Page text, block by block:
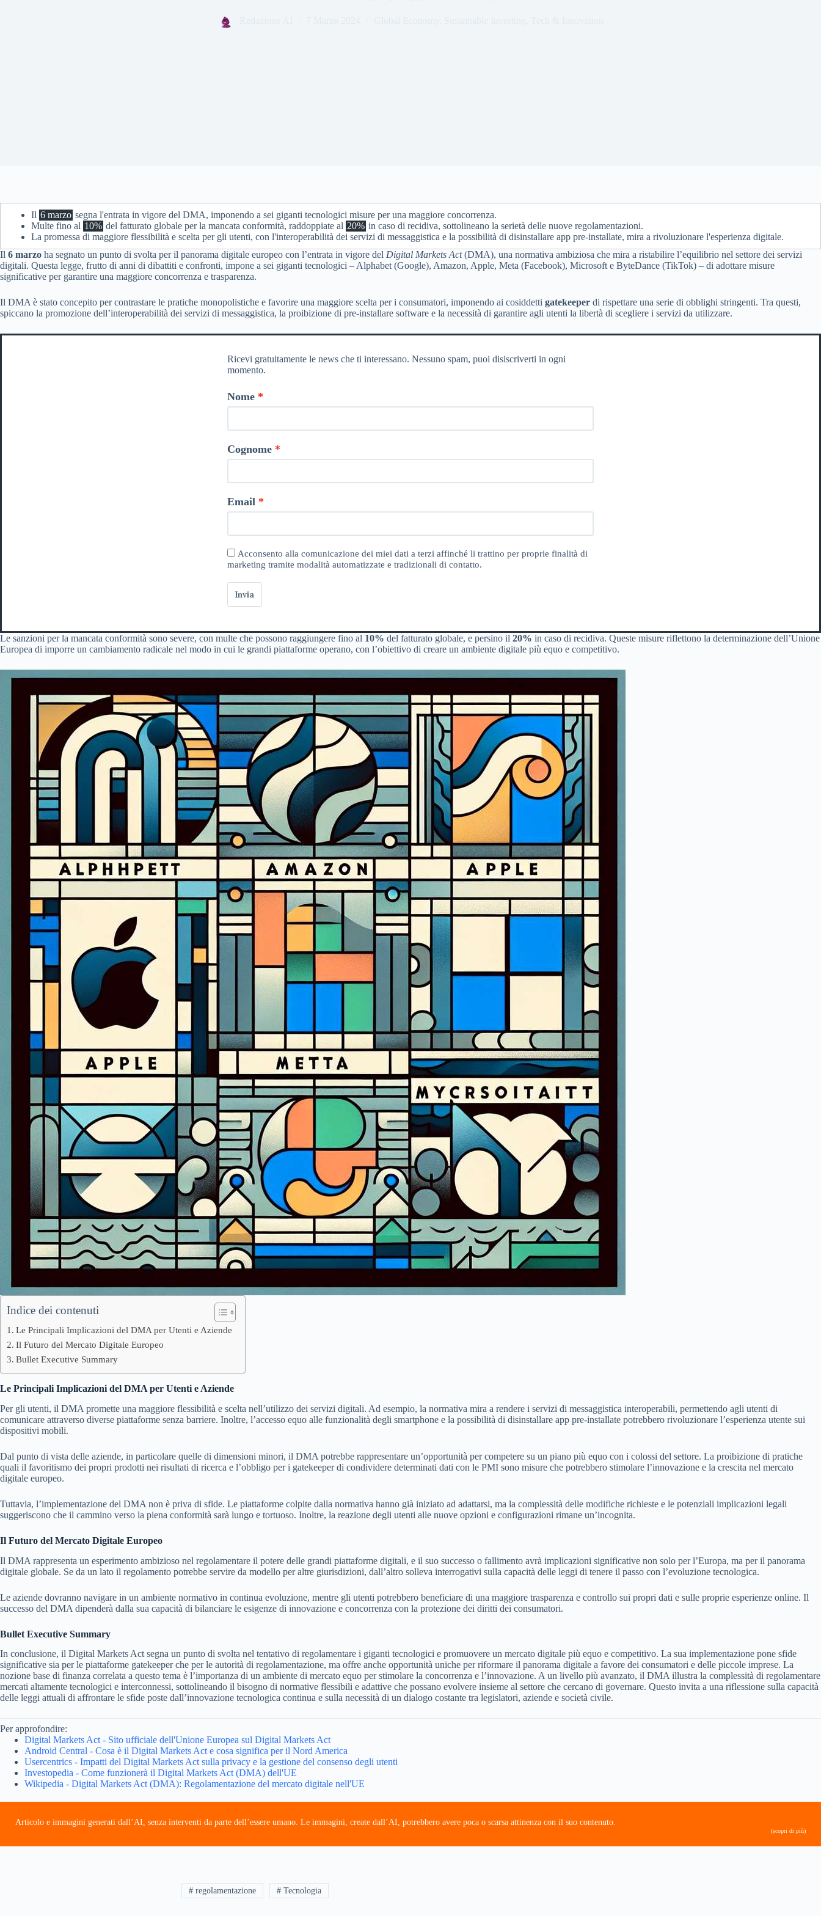
Il 6 marzo segna l'entrata in vigore del DMA, imponendo a sei giganti tecnologici misure per una maggiore concorrenza.
Multe fino al 10% del fatturato globale per la mancata conformità, raddoppiate al 20% in caso di recidiva, sottolineano la serietà delle nuove regolamentazioni.
La promessa di maggiore flessibilità e scelta per gli utenti, con l'interoperabilità dei servizi di messaggistica e la possibilità di disinstallare app pre-installate, mira a rivoluzionare l'esperienza digitale.
Il 6 marzo ha segnato un punto di svolta per il panorama digitale europeo con l’entrata in vigore del Digital Markets Act(DMA), una normativa ambiziosa che mira a ristabilire l’equilibrio nel settore dei servizi
digitali. Questa legge, frutto di anni di dibattiti e confronti, impone a sei giganti tecnologici – Alphabet (Google), Amazon, Apple, Meta (Facebook), Microsoft e ByteDance (TikTok) – di adottare misure
significative per garantire una maggiore concorrenza e trasparenza.
Il DMA è stato concepito per contrastare le pratiche monopolistiche e favorire una maggiore scelta per i consumatori, imponendo ai cosiddetti gatekeeper di rispettare una serie di obblighi stringenti. Tra questi,
spiccano la promozione dell’interoperabilità dei servizi di messaggistica, la proibizione di pre-installare software e la necessità di garantire agli utenti la libertà di scegliere i servizi da utilizzare.
Ricevi gratuitamente le news che ti interessano. Nessuno spam, puoi disiscriverti in ogni
momento.
Nome
Cognome
Email
Acconsento alla comunicazione dei miei dati a terzi affinché li trattino per proprie finalità di
marketing tramite modalità automatizzate e tradizionali di contatto.
Invia
Le sanzioni per la mancata conformità sono severe, con multe che possono raggiungere fino al 10% del fatturato globale, e persino il 20% in caso di recidiva. Queste misure riflettono la determinazione dell’Unione
Europea di imporre un cambiamento radicale nel modo in cui le grandi piattaforme operano, con l’obiettivo di creare un ambiente digitale più equo e competitivo.
Indice dei contenuti
Le Principali Implicazioni del DMA per Utenti e Aziende
Il Futuro del Mercato Digitale Europeo
Bullet Executive Summary
Le Principali Implicazioni del DMA per Utenti e Aziende
Per gli utenti, il DMA promette una maggiore flessibilità e scelta nell’utilizzo dei servizi digitali. Ad esempio, la normativa mira a rendere i servizi di messaggistica interoperabili, permettendo agli utenti di
comunicare attraverso diverse piattaforme senza barriere. Inoltre, l’accesso equo alle funzionalità degli smartphone e la possibilità di disinstallare app pre-installate potrebbero rivoluzionare l’esperienza utente sui
dispositivi mobili.
Dal punto di vista delle aziende, in particolare quelle di dimensioni minori, il DMA potrebbe rappresentare un’opportunità per competere su un piano più equo con i colossi del settore. La proibizione di pratiche
quali il favoritismo dei propri prodotti nei risultati di ricerca e l’obbligo per i gatekeeper di condividere determinati dati con le PMI sono misure che potrebbero stimolare l’innovazione e la crescita nel mercato
digitale europeo.
Tuttavia, l’implementazione del DMA non è priva di sfide. Le piattaforme colpite dalla normativa hanno già iniziato ad adattarsi, ma la complessità delle modifiche richieste e le potenziali implicazioni legali
suggeriscono che il cammino verso la piena conformità sarà lungo e tortuoso. Inoltre, la reazione degli utenti alle nuove opzioni e configurazioni rimane un’incognita.
Il Futuro del Mercato Digitale Europeo
Il DMA rappresenta un esperimento ambizioso nel regolamentare il potere delle grandi piattaforme digitali, e il suo successo o fallimento avrà implicazioni significative non solo per l’Europa, ma per il panorama
digitale globale. Se da un lato il regolamento potrebbe servire da modello per altre giurisdizioni, dall’altro solleva interrogativi sulla capacità delle leggi di tenere il passo con l’evoluzione tecnologica.
Le aziende dovranno navigare in un ambiente normativo in continua evoluzione, mentre gli utenti potrebbero beneficiare di una maggiore trasparenza e controllo sui propri dati e sulle proprie esperienze online. Il
successo del DMA dipenderà dalla sua capacità di bilanciare le esigenze di innovazione e concorrenza con la protezione dei diritti dei consumatori.
Bullet Executive Summary
In conclusione, il Digital Markets Act segna un punto di svolta nel tentativo di regolamentare i giganti tecnologici e promuovere un mercato digitale più equo e competitivo. La sua implementazione pone sfide
significative sia per le piattaforme gatekeeper che per le autorità di regolamentazione, ma offre anche opportunità uniche per riformare il panorama digitale a favore dei consumatori e delle piccole imprese. La
nozione base di finanza correlata a questo tema è l’importanza di un ambiente di mercato equo per stimolare la concorrenza e l’innovazione. A un livello più avanzato, il DMA illustra la complessità di regolamentare
mercati altamente tecnologici e interconnessi, sottolineando il bisogno di normative flessibili e adattive che possano evolvere insieme al settore che cercano di governare. Questo invita a una riflessione sulla capacità
delle leggi attuali di affrontare le sfide poste dall’innovazione tecnologica continua e sulla necessità di un dialogo costante tra legislatori, aziende e società civile.
Per approfondire:
Digital Markets Act - Sito ufficiale dell'Unione Europea sul Digital Markets Act
Android Central - Cosa è il Digital Markets Act e cosa significa per il Nord America
Usercentrics - Impatti del Digital Markets Act sulla privacy e la gestione del consenso degli utenti
Investopedia - Come funzionerà il Digital Markets Act (DMA) dell'UE
Wikipedia - Digital Markets Act (DMA): Regolamentazione del mercato digitale nell'UE
Articolo e immagini generati dall’AI, senza interventi da parte dell’essere umano. Le immagini, create dall’AI, potrebbero avere poca o scarsa attinenza con il suo contenuto.
(scopri di più)
# regolamentazione # Tecnologia